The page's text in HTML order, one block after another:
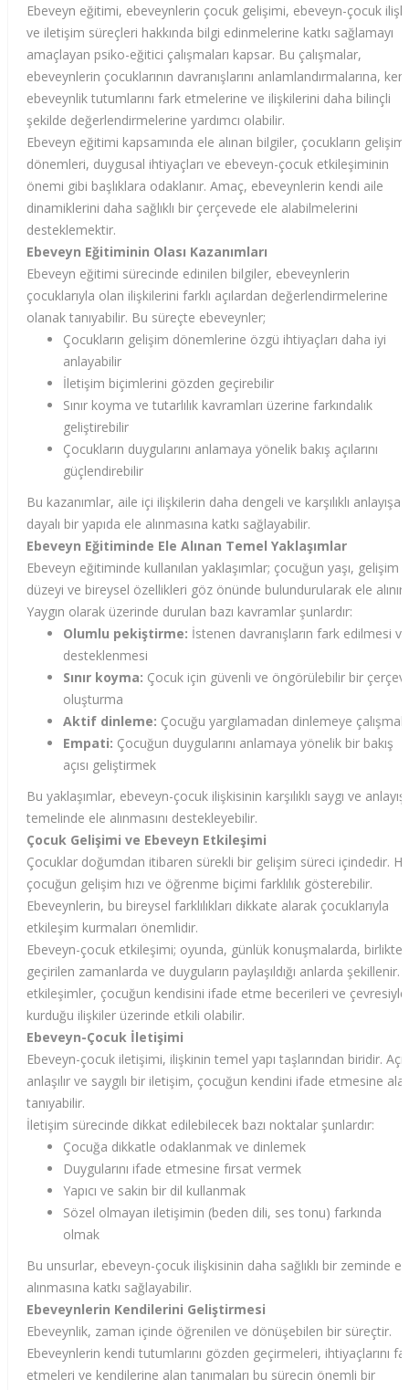
Ebeveyn eğitimi, ebeveynlerin çocuk gelişimi, ebeveyn-çocuk
ve iletişim süreçleri hakkında bilgi edinmelerine katkı sağlamayı
amaçlayan psiko-eğitici çalışmaları kapsar. Bu çalışmalar,
ebeveynlerin çocuklarının davranışlarını anlamlandırmalarına,
ebeveynlik tutumlarını fark etmelerine ve ilişkilerini daha bilinçli
şekilde değerlendirmelerine yardımcı olabilir.
Ebeveyn eğitimi kapsamında ele alınan bilgiler, çocukların gelişim
dönemleri, duygusal ihtiyaçları ve ebeveyn-çocuk etkileşiminin
önemi gibi başlıklara odaklanır. Amaç, ebeveynlerin kendi aile
dinamiklerini daha sağlıklı bir çerçevede ele alabilmelerini
desteklemektir.
Ebeveyn Eğitiminin Olası Kazanımları
Ebeveyn eğitimi sürecinde edinilen bilgiler, ebeveynlerin
çocuklarıyla olan ilişkilerini farklı açılardan değerlendirmelerine
olanak tanıyabilir. Bu süreçte ebeveynler;
Çocukların gelişim dönemlerine özgü ihtiyaçları daha iyi
anlayabilir
İletişim biçimlerini gözden geçirebilir
Sınır koyma ve tutarlılık kavramları üzerine farkındalık
geliştirebilir
Çocukların duygularını anlamaya yönelik bakış açılarını
güçlendirebilir
Bu kazanımlar, aile içi ilişkilerin daha dengeli ve karşılıklı anlayışa
dayalı bir yapıda ele alınmasına katkı sağlayabilir.
Ebeveyn Eğitiminde Ele Alınan Temel Yaklaşımlar
Ebeveyn eğitiminde kullanılan yaklaşımlar; çocuğun yaşı, gelişim
düzeyi ve bireysel özellikleri göz önünde bulundurularak ele alınır.
Yaygın olarak üzerinde durulan bazı kavramlar şunlardır:
Olumlu pekiştirme: İstenen davranışların fark edilmesi ve
desteklenmesi
Sınır koyma: Çocuk için güvenli ve öngörülebilir bir
oluşturma
Aktif dinleme: Çocuğu yargılamadan dinlemeye çalışmak
Empati: Çocuğun duygularını anlamaya yönelik bir bakış
açısı geliştirmek
Bu yaklaşımlar, ebeveyn-çocuk ilişkisinin karşılıklı saygı ve anlayış
temelinde ele alınmasını destekleyebilir.
Çocuk Gelişimi ve Ebeveyn Etkileşimi
Çocuklar doğumdan itibaren sürekli bir gelişim süreci içindedir.
çocuğun gelişim hızı ve öğrenme biçimi farklılık gösterebilir.
Ebeveynlerin, bu bireysel farklılıkları dikkate alarak çocuklarıyla
etkileşim kurmaları önemlidir.
Ebeveyn-çocuk etkileşimi; oyunda, günlük konuşmalarda, birlikte
geçirilen zamanlarda ve duyguların paylaşıldığı anlarda şekillenir.
etkileşimler, çocuğun kendisini ifade etme becerileri ve çevresiyle
kurduğu ilişkiler üzerinde etkili olabilir.
Ebeveyn-Çocuk İletişimi
Ebeveyn-çocuk iletişimi, ilişkinin temel yapı taşlarından biridir.
anlaşılır ve saygılı bir iletişim, çocuğun kendini ifade etmesine
tanıyabilir.
İletişim sürecinde dikkat edilebilecek bazı noktalar şunlardır:
Çocuğa dikkatle odaklanmak ve dinlemek
Duygularını ifade etmesine fırsat vermek
Yapıcı ve sakin bir dil kullanmak
Sözel olmayan iletişimin (beden dili, ses tonu) farkında
olmak
Bu unsurlar, ebeveyn-çocuk ilişkisinin daha sağlıklı bir zeminde
alınmasına katkı sağlayabilir.
Ebeveynlerin Kendilerini Geliştirmesi
Ebeveynlik, zaman içinde öğrenilen ve dönüşebilen bir süreçtir.
Ebeveynlerin kendi tutumlarını gözden geçirmeleri, ihtiyaçlarını
etmeleri ve kendilerine alan tanımaları bu sürecin önemli bir